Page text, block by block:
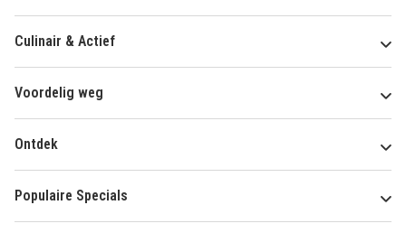
Culinair & Actief
Voordelig weg
Ontdek
Populaire Specials